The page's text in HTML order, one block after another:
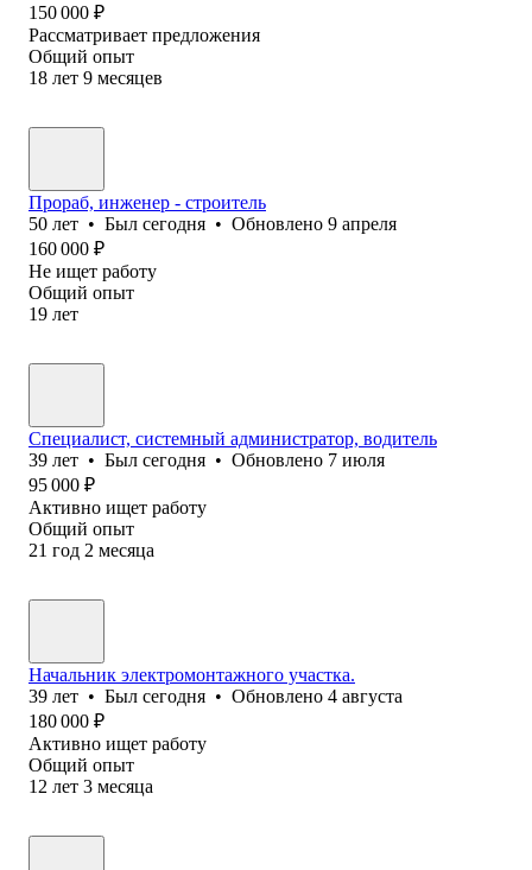
150 000 ₽
Рассматривает предложения
Общий опыт
18 лет 9 месяцев
Прораб, инженер - строитель
50 лет • Был сегодня • Обновлено 9 апреля
160 000 ₽
Не ищет работу
Общий опыт
19 лет
Специалист, системный администратор, водитель
39 лет • Был сегодня • Обновлено 7 июля
95 000 ₽
Активно ищет работу
Общий опыт
21 год 2 месяца
Начальник электромонтажного участка.
39 лет • Был сегодня • Обновлено 4 августа
180 000 ₽
Активно ищет работу
Общий опыт
12 лет 3 месяца